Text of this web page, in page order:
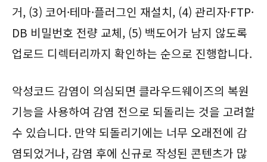
거, (3) 코어·테마·플러그인 재설치, (4) 관리자·FTP·
DB 비밀번호 전량 교체, (5) 백도어가 남지 않도록
업로드 디렉터리까지 확인하는 순으로 진행합니다.
악성코드 감염이 의심되면 클라우드웨이즈의 복원
기능을 사용하여 감염 전으로 되돌리는 것을 고려할
수 있습니다. 만약 되돌리기에는 너무 오래전에 감
염되었거나, 감염 후에 신규로 작성된 콘텐츠가 많